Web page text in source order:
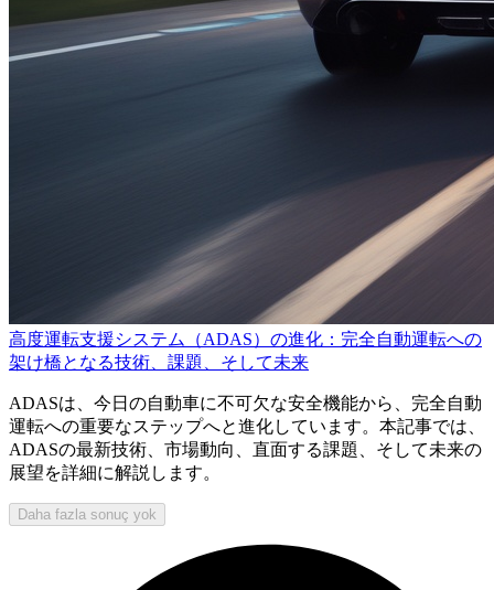
高度運転支援システム（ADAS）の進化：完全自動運転への
架け橋となる技術、課題、そして未来
ADASは、今日の自動車に不可欠な安全機能から、完全自動
運転への重要なステップへと進化しています。本記事では、
ADASの最新技術、市場動向、直面する課題、そして未来の
展望を詳細に解説します。
Daha fazla sonuç yok